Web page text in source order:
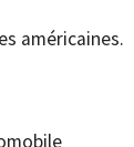
américaines.